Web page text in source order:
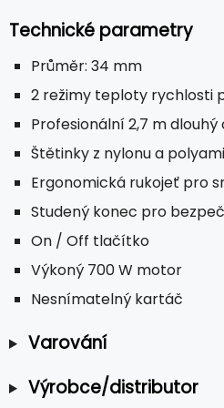
Technické parametry
Průměr: 34 mm
2 režimy teploty rychlosti
Profesionální 2,7 m
Štětinky z nylonu a
Ergonomická rukojeť pro
Studený konec pro
On / Off tlačítko
Výkoný 700 W motor
Nesnímatelný kartáč
Varování
Výrobce/distributor